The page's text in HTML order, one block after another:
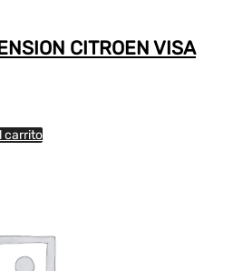
CITROEN VISA
carrito